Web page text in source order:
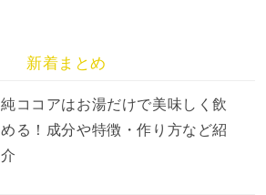
新着まとめ
純ココアはお湯だけで美味しく飲
める！成分や特徴・作り方など紹
介